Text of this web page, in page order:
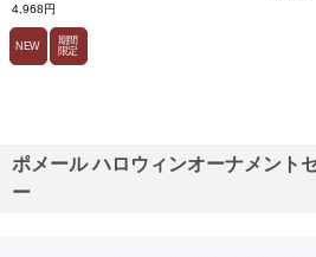
4,968円
NEW
期間
限定
ポメール ハロウィンオーナメント
ー